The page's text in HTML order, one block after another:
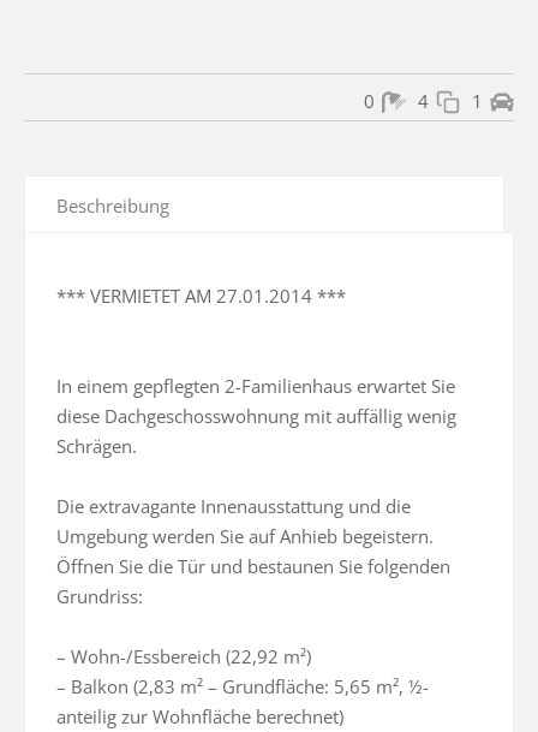
1
4
0
Beschreibung
*** VERMIETET AM 27.01.2014 ***
In einem gepflegten 2-Familienhaus erwartet Sie
diese Dachgeschosswohnung mit auffällig wenig
Schrägen.
Die extravagante Innenausstattung und die
Umgebung werden Sie auf Anhieb begeistern.
Öffnen Sie die Tür und bestaunen Sie folgenden
Grundriss:
– Wohn-/Essbereich (22,92 m²)
– Balkon (2,83 m² – Grundfläche: 5,65 m², ½-
anteilig zur Wohnfläche berechnet)